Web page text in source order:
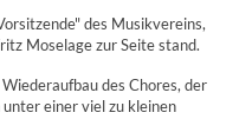
des Musikvereins,
Moselage zur Seite stand.
des Chores, der
einer viel zu kleinen